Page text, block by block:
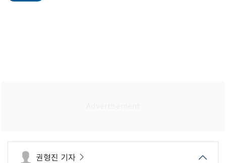
권형진 기자